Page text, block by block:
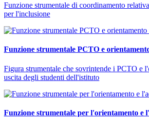
Funzione strumentale di coordinamento
per l'inclusione
Funzione strumentale PCTO e
Figura strumentale che sovrintende i PCTO e
uscita degli studenti dell'istituto
Funzione strumentale per l'orientamento e